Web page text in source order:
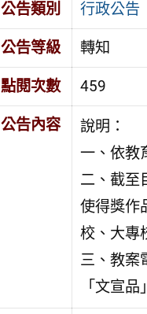
公告類別 行政公告
公告等級 轉知
點閱次數 459
公告內容
說明：
一、依教
二、截至
使得獎作
校、大專
三、教案
「文宣